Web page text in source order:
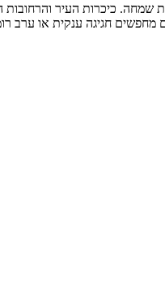
שמחה. כיכרות העיר
מחפשים חגיגה ענקית או